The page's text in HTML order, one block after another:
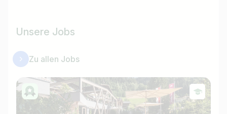
Unsere Jobs
Zu allen Jobs